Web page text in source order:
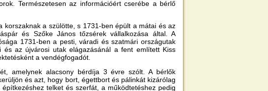
Természetesen az információért cserébe a bérlő
a szülötte, s 1731-ben épült a mátai és az
és Szőke János tőzsérek vállalkozása által. A
1731-ben a pesti, váradi és szatmári országutak
és az újvárosi utak elágazásánál a fent említett Kiss
a vendégfogadót.
amelynek alacsony bérdíja 3 évre szólt. A bérlők
és azt, hogy bort, égettbort és pálinkát kizárólag
telket és szerfát, a működtetéshez pedig